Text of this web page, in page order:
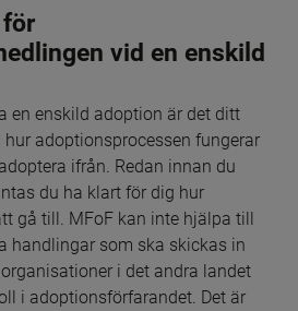
vid en enskild
en enskild adoption är det ditt
adoptionsprocessen fungerar
ifrån. Redan innan du
du ha klart för dig hur
gå till. MFoF kan inte hjälpa till
handlingar som ska skickas in
i det andra landet
i adoptionsförfarandet. Det är